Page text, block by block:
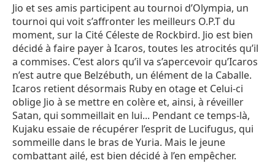
Jio et ses amis participent au tournoi d’Olympia, un
tournoi qui voit s’affronter les meilleurs O.P.T du
moment, sur la Cité Céleste de Rockbird. Jio est bien
décidé à faire payer à Icaros, toutes les atrocités qu’il
a commises. C’est alors qu’il va s’apercevoir qu’Icaros
n’est autre que Belzébuth, un élément de la Caballe.
Icaros retient désormais Ruby en otage et Celui-ci
oblige Jio à se mettre en colère et, ainsi, à réveiller
Satan, qui sommeillait en lui... Pendant ce temps-là,
Kujaku essaie de récupérer l’esprit de Lucifugus, qui
sommeille dans le bras de Yuria. Mais le jeune
combattant ailé, est bien décidé à l’en empêcher.